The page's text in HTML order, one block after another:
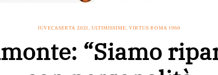
JUVECASERTA 2021, ULTIMISSIME, VIRTUS ROMA 1960
“Siamo